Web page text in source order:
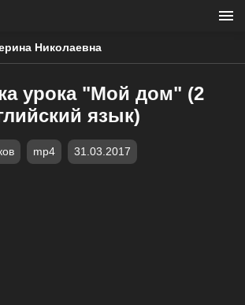
Николаевна
урока "Мой дом" (2
язык)
mp4 31.03.2017